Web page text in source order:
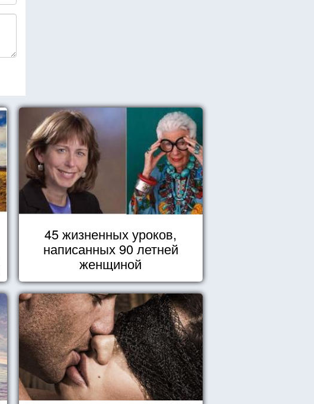
45 жизненных уроков,
написанных 90 летней
женщиной